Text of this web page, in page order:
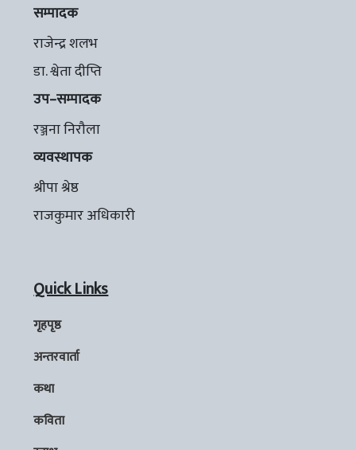
सम्पादक
राजेन्द्र शलभ
डा. श्वेता दीप्ति
उप–सम्पादक
रञ्जना निरौला
व्यवस्थापक
श्रीपा श्रेष्ठ
राजकुमार अधिकारी
Quick Links
गृहपृष्ठ
अन्तरवार्ता
कथा
कविता